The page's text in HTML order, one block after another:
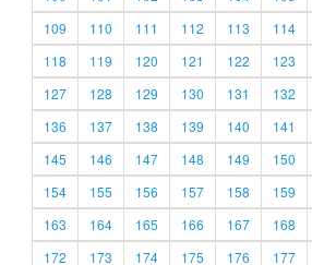
109
110 111 112 113 114
118
119 120 121 122 123
127
128 129 130 131 132
136
137 138 139 140 141
145
146 147 148 149 150
154
155 156 157 158 159
163
164 165 166 167 168
172
173 174 175 176 177